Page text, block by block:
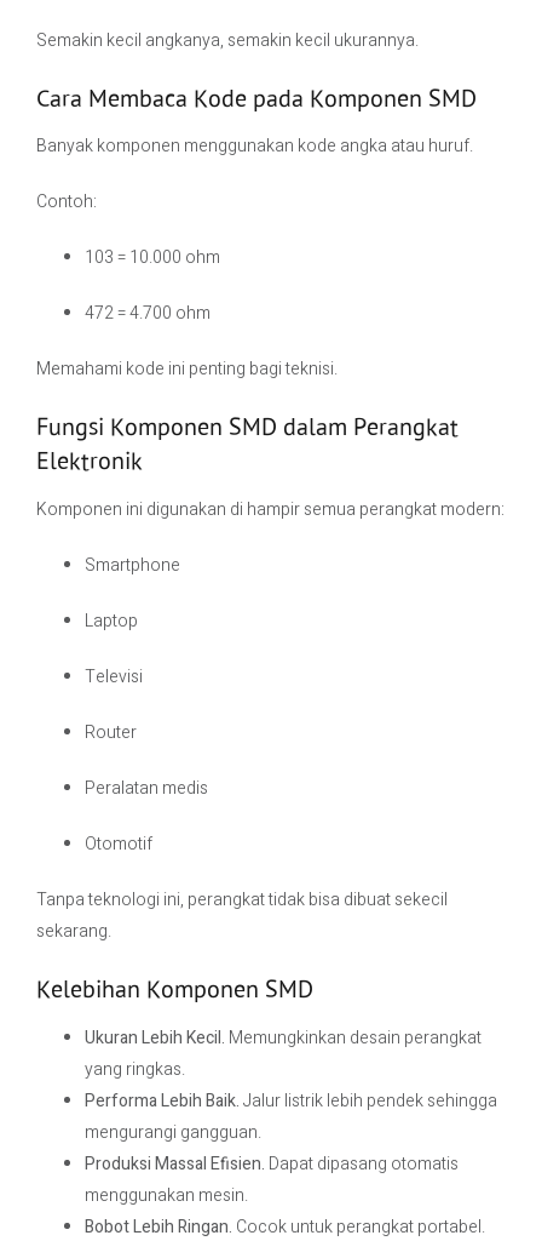
Semakin kecil angkanya, semakin kecil ukurannya.
Cara Membaca Kode pada Komponen SMD
Banyak komponen menggunakan kode angka atau huruf.
Contoh:
103 = 10.000 ohm
472 = 4.700 ohm
Memahami kode ini penting bagi teknisi.
Fungsi Komponen SMD dalam Perangkat
Elektronik
Komponen ini digunakan di hampir semua perangkat modern:
Smartphone
Laptop
Televisi
Router
Peralatan medis
Otomotif
Tanpa teknologi ini, perangkat tidak bisa dibuat sekecil
sekarang.
Kelebihan Komponen SMD
Ukuran Lebih Kecil. Memungkinkan desain perangkat
yang ringkas.
Performa Lebih Baik.Jalur listrik lebih pendek sehingga
mengurangi gangguan.
Produksi Massal Efisien. Dapat dipasang otomatis
menggunakan mesin.
Bobot Lebih Ringan. Cocok untuk perangkat portabel.